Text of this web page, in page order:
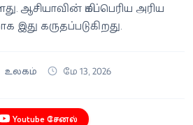
ஆசியாவின் மிகப்பெரிய அரிய
கருதப்படுகிறது.
உலகம் மே 13, 2026
Youtube சேனல்